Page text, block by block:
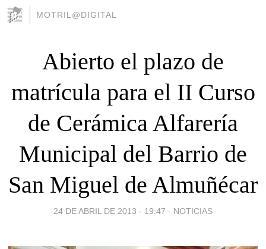
MOTRIL@DIGITAL
Abierto el plazo de
matrícula para el II Curso
de Cerámica Alfarería
Municipal del Barrio de
San Miguel de Almuñécar
24 DE ABRIL DE 2013 - 19:47 - NOTICIAS